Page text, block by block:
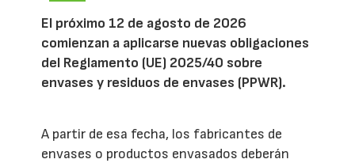
El próximo 12 de agosto de 2026
comienzan a aplicarse nuevas obligaciones
del Reglamento (UE) 2025/40 sobre
envases y residuos de envases (PPWR).
A partir de esa fecha, los fabricantes de
envases o productos envasados deberán